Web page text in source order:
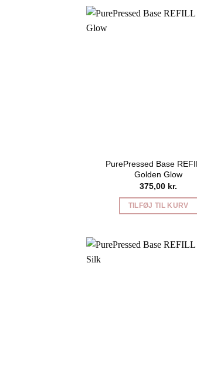
PurePressed Base
Golden Glow
375,00 kr.
TILFØJ TIL KURV